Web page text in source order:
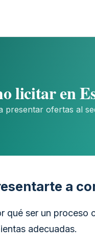
licitar en
presentar ofertas al
a
qué ser un proceso
adecuadas.